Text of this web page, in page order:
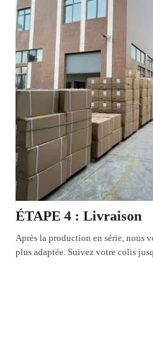
ÉTAPE 4 : Livraison
Après la production en série, nous
plus adaptée. Suivez votre colis